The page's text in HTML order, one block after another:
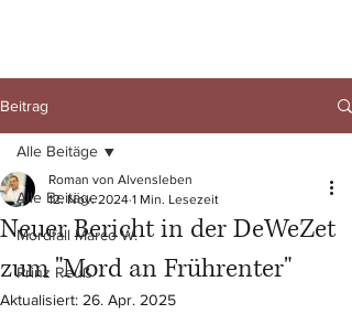
Beitrag
Alle Beitäge
Mordfall Marco W.
Prinz Reuß
Alle Beitäge
Neuer Bericht in der DeWeZet
zum "Mord an Frührenter"
Roman von Alvensleben
12. Nov. 2024 1 Min. Lesezeit
Aktualisiert: 26. Apr. 2025